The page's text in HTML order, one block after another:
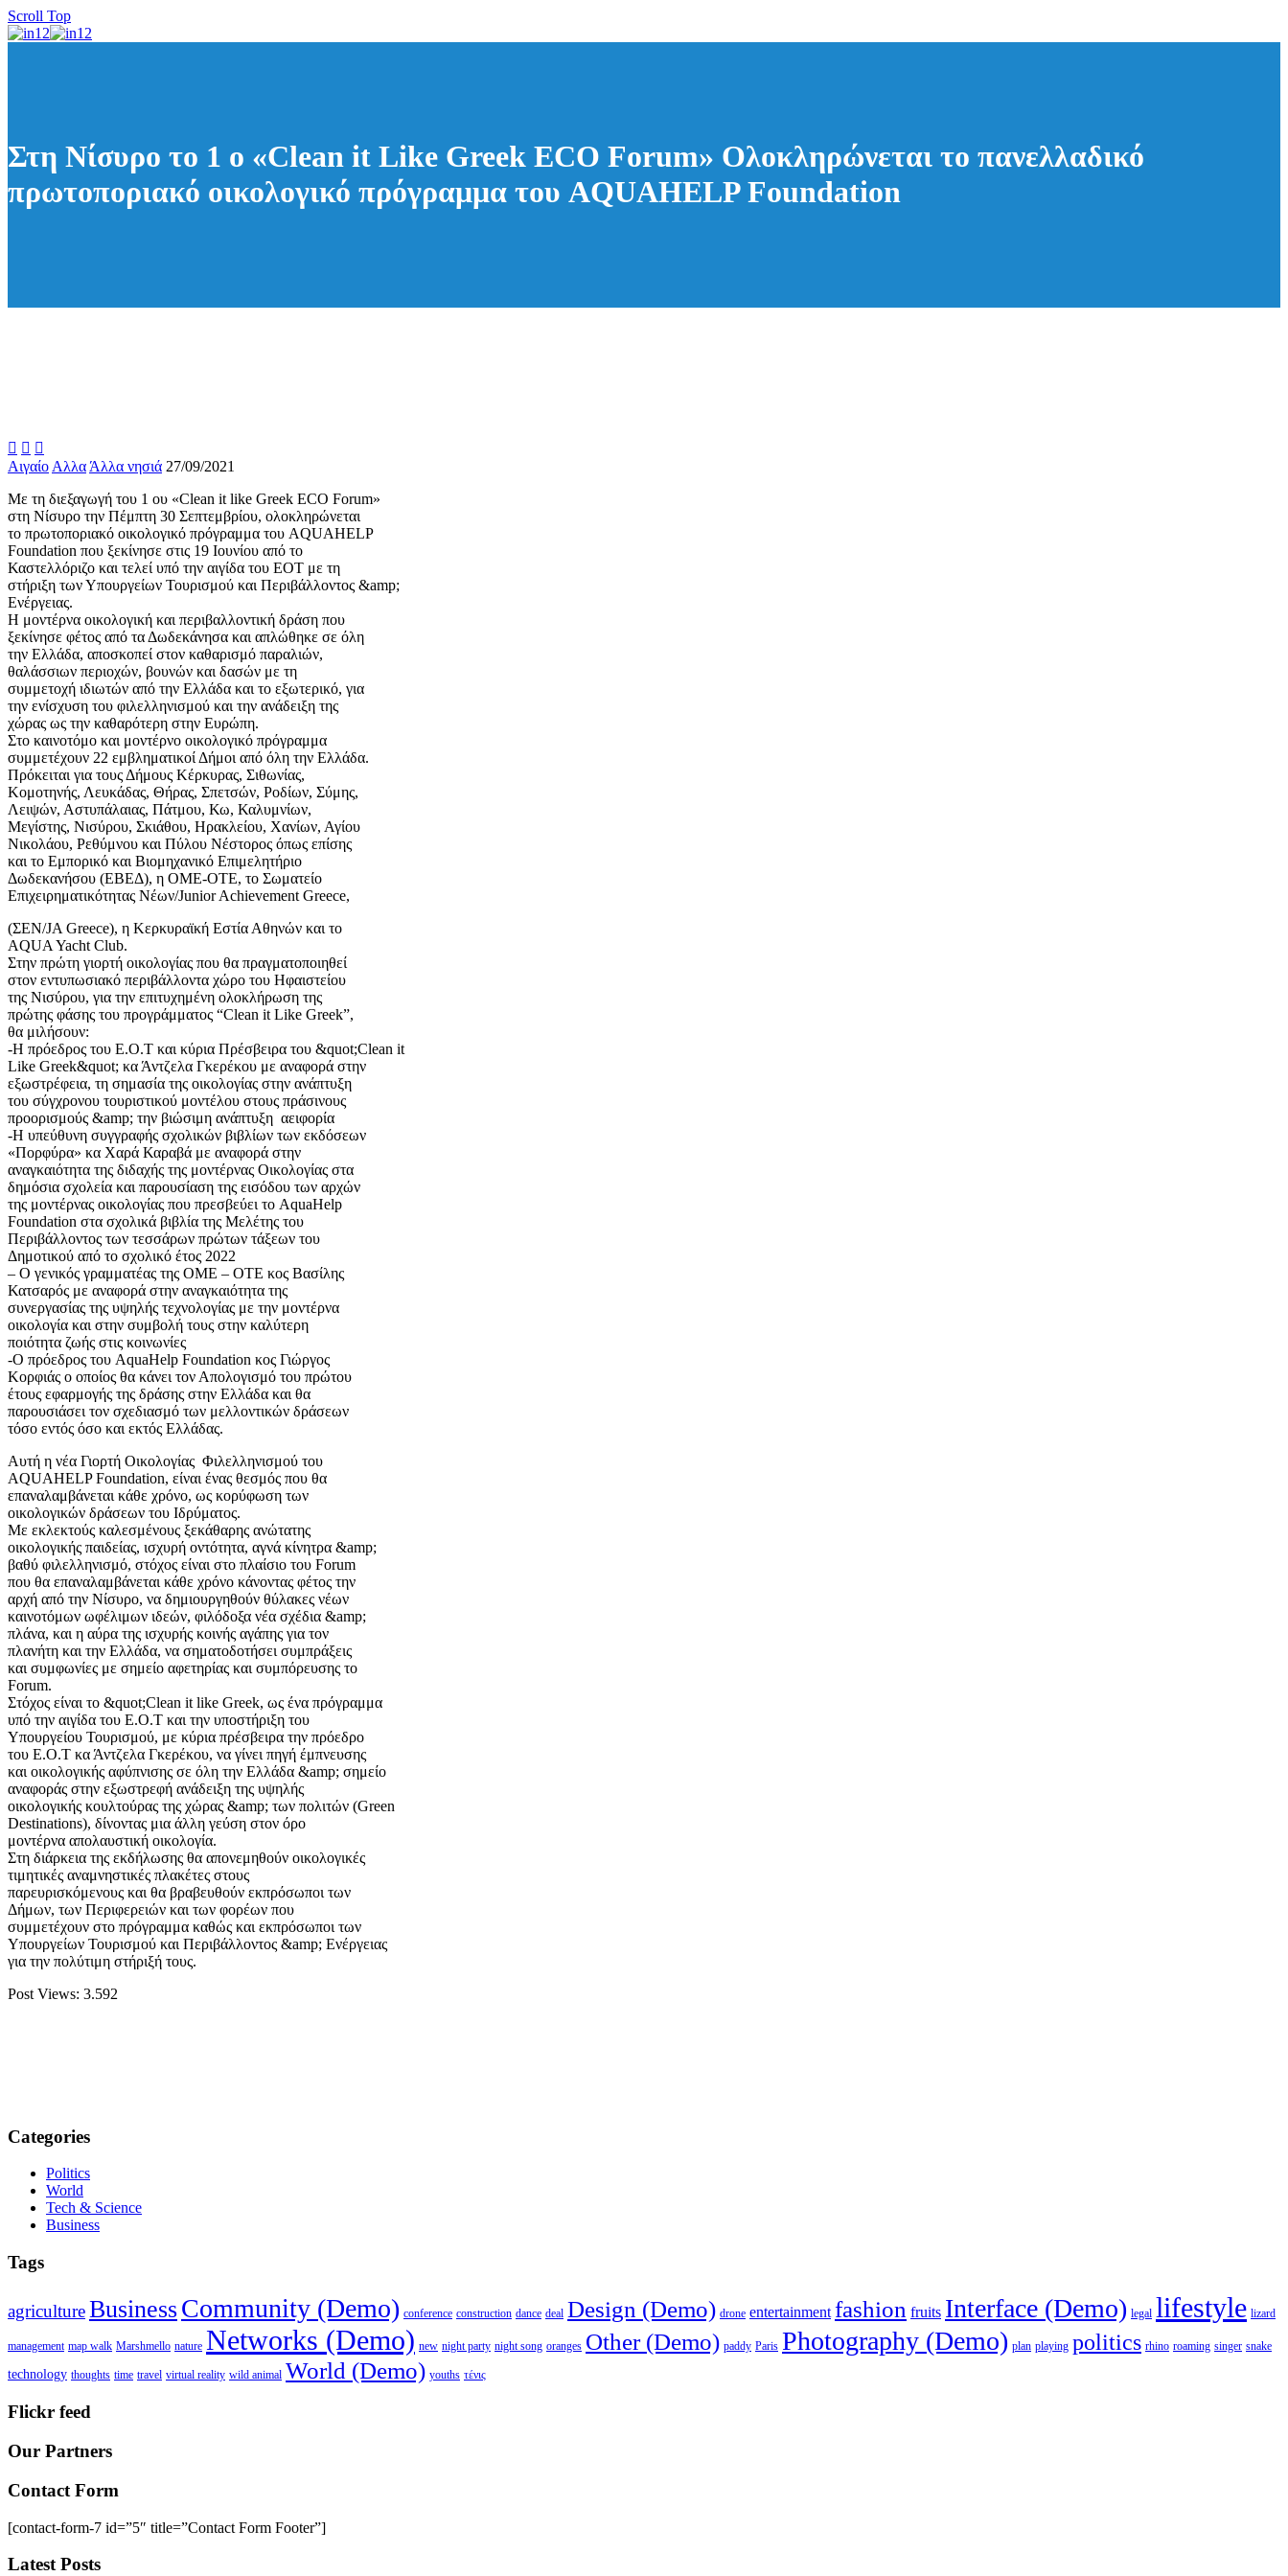
Scroll Top
Στη Νίσυρο το 1 ο «Clean it Like Greek ECO Forum» Ολοκληρώνεται το πανελλαδικό
πρωτοποριακό οικολογικό πρόγραμμα του AQUAHELP Foundation
  
Αιγαίο Αλλα Άλλα νησιά 27/09/2021
Με τη διεξαγωγή του 1 ου «Clean it like Greek ECO Forum»
στη Νίσυρο την Πέμπτη 30 Σεπτεμβρίου, ολοκληρώνεται
το πρωτοποριακό οικολογικό πρόγραμμα του AQUAHELP
Foundation που ξεκίνησε στις 19 Ιουνίου από το
Καστελλόριζο και τελεί υπό την αιγίδα του ΕΟΤ με τη
στήριξη των Υπουργείων Τουρισμού και Περιβάλλοντος &amp;
Ενέργειας.
Η μοντέρνα οικολογική και περιβαλλοντική δράση που
ξεκίνησε φέτος από τα Δωδεκάνησα και απλώθηκε σε όλη
την Ελλάδα, αποσκοπεί στον καθαρισμό παραλιών,
θαλάσσιων περιοχών, βουνών και δασών με τη
συμμετοχή ιδιωτών από την Ελλάδα και το εξωτερικό, για
την ενίσχυση του φιλελληνισμού και την ανάδειξη της
χώρας ως την καθαρότερη στην Ευρώπη.
Στο καινοτόμο και μοντέρνο οικολογικό πρόγραμμα
συμμετέχουν 22 εμβληματικοί Δήμοι από όλη την Ελλάδα.
Πρόκειται για τους Δήμους Κέρκυρας, Σιθωνίας,
Κομοτηνής, Λευκάδας, Θήρας, Σπετσών, Ροδίων, Σύμης,
Λειψών, Αστυπάλαιας, Πάτμου, Κω, Καλυμνίων,
Μεγίστης, Νισύρου, Σκιάθου, Ηρακλείου, Χανίων, Αγίου
Νικολάου, Ρεθύμνου και Πύλου Νέστορος όπως επίσης
και το Εμπορικό και Βιομηχανικό Επιμελητήριο
Δωδεκανήσου (ΕΒΕΔ), η ΟΜΕ-ΟΤΕ, το Σωματείο
Επιχειρηματικότητας Νέων/Junior Achievement Greece,
(ΣΕΝ/JA Greece), η Κερκυραϊκή Εστία Αθηνών και το
AQUA Yacht Club.
Στην πρώτη γιορτή οικολογίας που θα πραγματοποιηθεί
στον εντυπωσιακό περιβάλλοντα χώρο του Ηφαιστείου
της Νισύρου, για την επιτυχημένη ολοκλήρωση της
πρώτης φάσης του προγράμματος “Clean it Like Greek”,
θα μιλήσουν:
-Η πρόεδρος του Ε.Ο.Τ και κύρια Πρέσβειρα του &quot;Clean it
Like Greek&quot; κα Άντζελα Γκερέκου με αναφορά στην
εξωστρέφεια, τη σημασία της οικολογίας στην ανάπτυξη
του σύγχρονου τουριστικού μοντέλου στους πράσινους
προορισμούς &amp; την βιώσιμη ανάπτυξη αειφορία
-Η υπεύθυνη συγγραφής σχολικών βιβλίων των εκδόσεων
«Πορφύρα» κα Χαρά Καραβά με αναφορά στην
αναγκαιότητα της διδαχής της μοντέρνας Οικολογίας στα
δημόσια σχολεία και παρουσίαση της εισόδου των αρχών
της μοντέρνας οικολογίας που πρεσβεύει το AquaHelp
Foundation στα σχολικά βιβλία της Μελέτης του
Περιβάλλοντος των τεσσάρων πρώτων τάξεων του
Δημοτικού από το σχολικό έτος 2022
– Ο γενικός γραμματέας της ΟΜΕ – ΟΤΕ κος Βασίλης
Κατσαρός με αναφορά στην αναγκαιότητα της
συνεργασίας της υψηλής τεχνολογίας με την μοντέρνα
οικολογία και στην συμβολή τους στην καλύτερη
ποιότητα ζωής στις κοινωνίες
-Ο πρόεδρος του AquaHelp Foundation κος Γιώργος
Κορφιάς ο οποίος θα κάνει τον Απολογισμό του πρώτου
έτους εφαρμογής της δράσης στην Ελλάδα και θα
παρουσιάσει τον σχεδιασμό των μελλοντικών δράσεων
τόσο εντός όσο και εκτός Ελλάδας.
Αυτή η νέα Γιορτή Οικολογίας Φιλελληνισμού του
AQUAHELP Foundation, είναι ένας θεσμός που θα
επαναλαμβάνεται κάθε χρόνο, ως κορύφωση των
οικολογικών δράσεων του Ιδρύματος.
Με εκλεκτούς καλεσμένους ξεκάθαρης ανώτατης
οικολογικής παιδείας, ισχυρή οντότητα, αγνά κίνητρα &amp;
βαθύ φιλελληνισμό, στόχος είναι στο πλαίσιο του Forum
που θα επαναλαμβάνεται κάθε χρόνο κάνοντας φέτος την
αρχή από την Νίσυρο, να δημιουργηθούν θύλακες νέων
καινοτόμων ωφέλιμων ιδεών, φιλόδοξα νέα σχέδια &amp;
πλάνα, και η αύρα της ισχυρής κοινής αγάπης για τον
πλανήτη και την Ελλάδα, να σηματοδοτήσει συμπράξεις
και συμφωνίες με σημείο αφετηρίας και συμπόρευσης το
Forum.
Στόχος είναι το &quot;Clean it like Greek, ως ένα πρόγραμμα
υπό την αιγίδα του Ε.Ο.Τ και την υποστήριξη του
Υπουργείου Τουρισμού, με κύρια πρέσβειρα την πρόεδρο
του Ε.Ο.Τ κα Άντζελα Γκερέκου, να γίνει πηγή έμπνευσης
και οικολογικής αφύπνισης σε όλη την Ελλάδα &amp; σημείο
αναφοράς στην εξωστρεφή ανάδειξη της υψηλής
οικολογικής κουλτούρας της χώρας &amp; των πολιτών (Green
Destinations), δίνοντας μια άλλη γεύση στον όρο
μοντέρνα απολαυστική οικολογία.
Στη διάρκεια της εκδήλωσης θα απονεμηθούν οικολογικές
τιμητικές αναμνηστικές πλακέτες στους
παρευρισκόμενους και θα βραβευθούν εκπρόσωποι των
Δήμων, των Περιφερειών και των φορέων που
συμμετέχουν στο πρόγραμμα καθώς και εκπρόσωποι των
Υπουργείων Τουρισμού και Περιβάλλοντος &amp; Ενέργειας
για την πολύτιμη στήριξή τους.
Post Views: 3.592
Categories
Politics
World
Tech & Science
Business
Tags
agricultureBusinessCommunity (Demo) conference construction dance deal Design (Demo) drone entertainment fashion fruits Interface (Demo) legal lifestyle lizard
management map walk Marshmello nature Networks (Demo) new night party night song oranges Other (Demo) paddy Paris Photography (Demo) plan playing politics rhino roaming singer snake
technology thoughts time travel virtual reality wild animal World (Demo) youths τένις
Flickr feed
Our Partners
Contact Form
[contact-form-7 id=”5″ title=”Contact Form Footer”]
Latest Posts